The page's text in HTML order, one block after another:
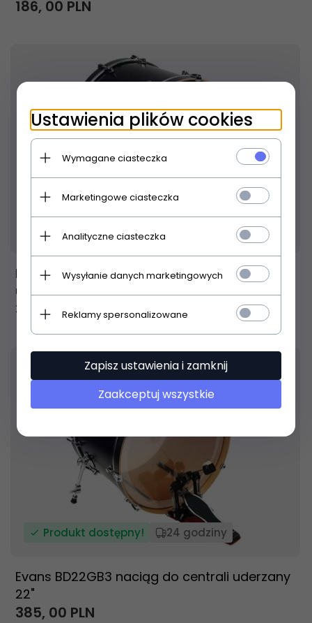
186, 00 PLN
Produkt dostępny!
Evans BD22EMADCW naciąg do centrali
uderzany 22"
350,00PLN
Produkt dostępny! 24 godziny
Evans BD22GB3 naciąg do centrali uderzany
22"
385, 00 PLN
Ustawienia plików cookies
Wymagane ciasteczka
Marketingowe ciasteczka
Analityczne ciasteczka
Wysyłanie danych marketingowych
Reklamy spersonalizowane
Zapisz ustawienia i zamknij
Zaakceptuj wszystkie